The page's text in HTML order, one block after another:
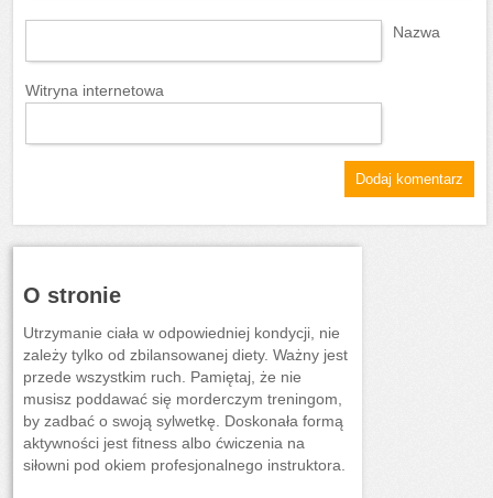
Nazwa
Witryna internetowa
O stronie
Utrzymanie ciała w odpowiedniej kondycji, nie
zależy tylko od zbilansowanej diety. Ważny jest
przede wszystkim ruch. Pamiętaj, że nie
musisz poddawać się morderczym treningom,
by zadbać o swoją sylwetkę. Doskonała formą
aktywności jest fitness albo ćwiczenia na
siłowni pod okiem profesjonalnego instruktora.